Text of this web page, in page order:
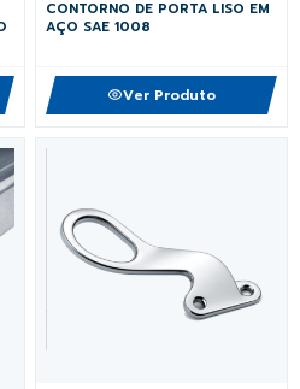
CONTORNO DE PORTA LISO EM
AÇO SAE 1008
Ver Produto